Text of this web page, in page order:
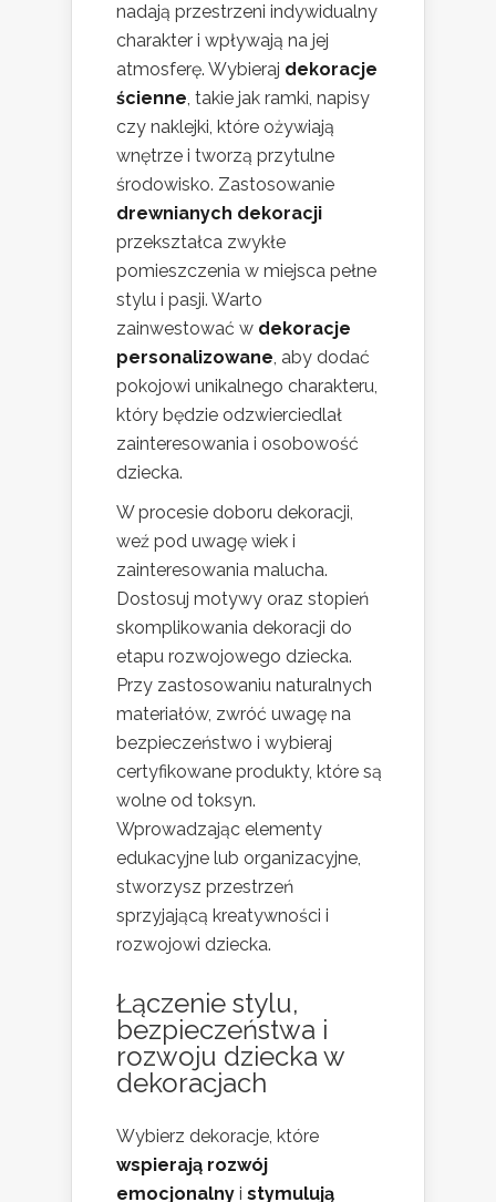
nadają przestrzeni indywidualny
charakter i wpływają na jej
atmosferę. Wybieraj dekoracje
ścienne, takie jak ramki, napisy
czy naklejki, które ożywiają
wnętrze i tworzą przytulne
środowisko. Zastosowanie
drewnianych dekoracji
przekształca zwykłe
pomieszczenia w miejsca pełne
stylu i pasji. Warto
zainwestować w dekoracje
personalizowane, aby dodać
pokojowi unikalnego charakteru,
który będzie odzwierciedlał
zainteresowania i osobowość
dziecka.
W procesie doboru dekoracji,
weź pod uwagę wiek i
zainteresowania malucha.
Dostosuj motywy oraz stopień
skomplikowania dekoracji do
etapu rozwojowego dziecka.
Przy zastosowaniu naturalnych
materiałów, zwróć uwagę na
bezpieczeństwo i wybieraj
certyfikowane produkty, które są
wolne od toksyn.
Wprowadzając elementy
edukacyjne lub organizacyjne,
stworzysz przestrzeń
sprzyjającą kreatywności i
rozwojowi dziecka.
Łączenie stylu,
bezpieczeństwa i
rozwoju dziecka w
dekoracjach
Wybierz dekoracje, które
wspierają rozwój
emocjonalny i stymulują